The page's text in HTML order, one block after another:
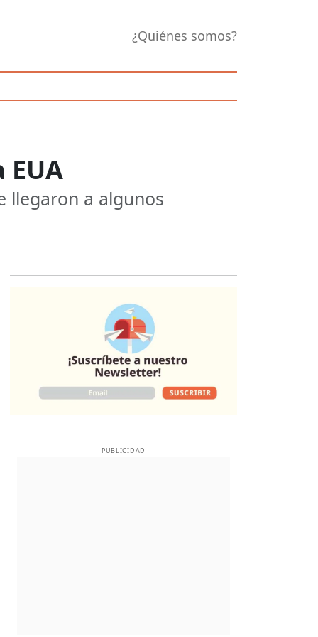
¿Quiénes somos?
llegaron a algunos
PUBLICIDAD